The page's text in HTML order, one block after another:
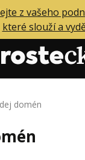
z vašeho
které slouží a
domén